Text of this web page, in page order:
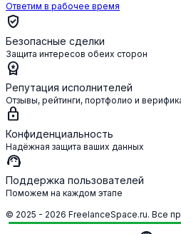
Ответим в рабочее время
verified_user
Безопасные сделки
Защита интересов обеих сторон
workspace_premium
Репутация исполнителей
Отзывы, рейтинги, портфолио и
lock
Конфиденциальность
Надёжная защита ваших данных
support_agent
Поддержка пользователей
Поможем на каждом этапе
© 2025 - 2026 FreelanceSpace.ru. Все